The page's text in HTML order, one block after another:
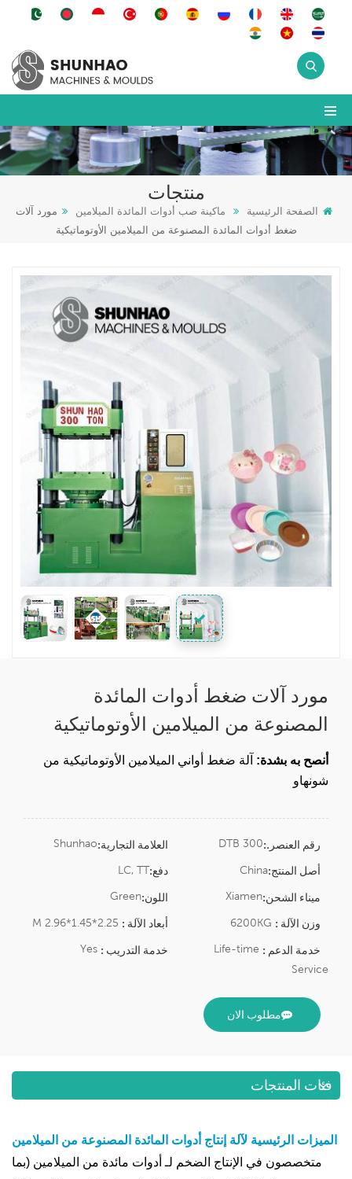
منتجات
الصفحة الرئيسية ماكينة صب أدوات المائدة الميلامين
مورد آلات
ضغط أدوات المائدة المصنوعة من الميلامين الأوتوماتيكية
مورد آلات ضغط أدوات المائدة
المصنوعة من الميلامين الأوتوماتيكية
أنصح به بشدة: آلة ضغط أواني الميلامين الأوتوماتيكية من
شونهاو
العلامة التجارية:Shunhao رقم العنصر.:DTB 300
دفع:LC, TT أصل المنتج:China
اللون:Green ميناء الشحن:Xiamen
أبعاد الآلة : وزن الآلة :
خدمة التدريب : خدمة الدعم : Life-time
Service
مطلوب الان
فئات المنتجات
الميزات الرئيسية لآلة إنتاج أدوات المائدة المصنوعة من الميلامين
متخصصون في الإنتاج الضخم لـ أدوات مائدة من الميلامين (بما